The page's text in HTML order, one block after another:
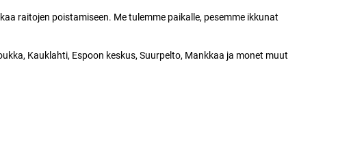
raitojen poistamiseen. Me tulemme paikalle, pesemme ikkunat
Kauklahti, Espoon keskus, Suurpelto, Mankkaa ja monet muut